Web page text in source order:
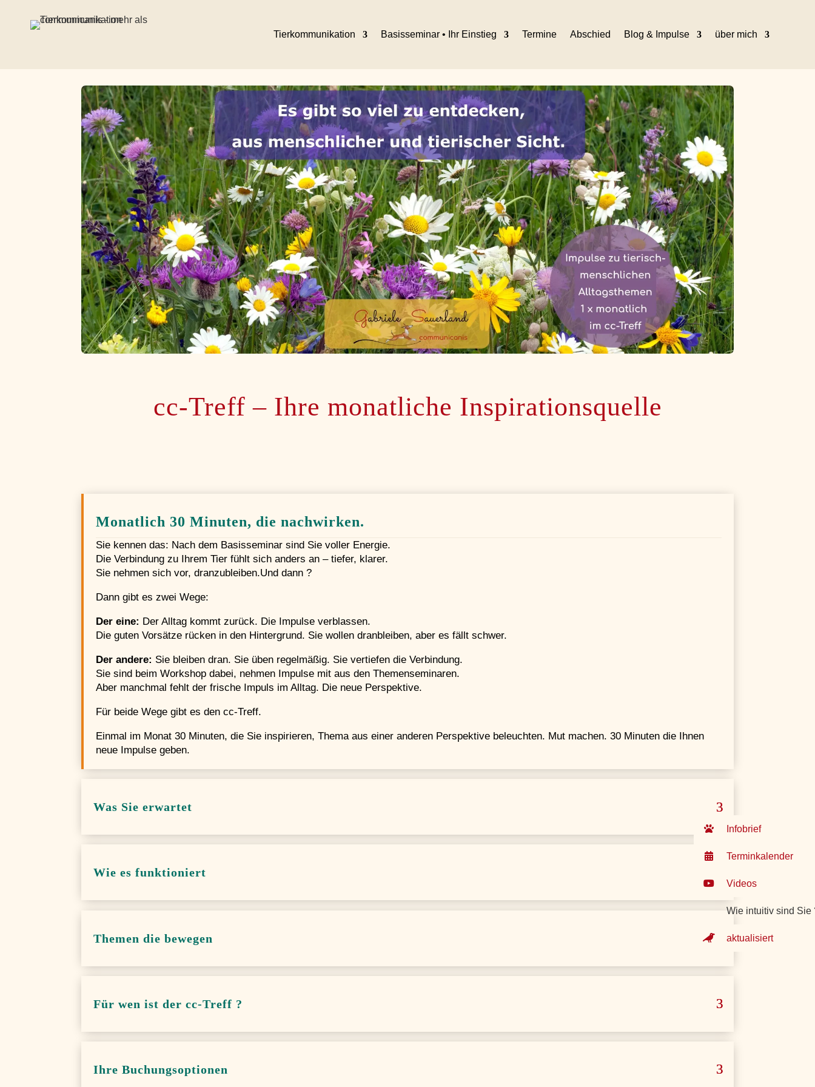
Tierkommunikation Basisseminar • Ihr Einstieg Termine Abschied Blog & Impulse über mich
cc-Treff – Ihre monatliche Inspirationsquelle
Monatlich 30 Minuten, die nachwirken.
Sie kennen das: Nach dem Basisseminar sind Sie voller Energie.
Die Verbindung zu Ihrem Tier fühlt sich anders an – tiefer, klarer.
Sie nehmen sich vor, dranzubleiben.Und dann ?
Dann gibt es zwei Wege:
Der eine: Der Alltag kommt zurück. Die Impulse verblassen.
Die guten Vorsätze rücken in den Hintergrund. Sie wollen dranbleiben, aber es fällt schwer.
Der andere: Sie bleiben dran. Sie üben regelmäßig. Sie vertiefen die Verbindung.
Sie sind beim Workshop dabei, nehmen Impulse mit aus den Themenseminaren.
Aber manchmal fehlt der frische Impuls im Alltag. Die neue Perspektive.
Für beide Wege gibt es den cc-Treff.
Einmal im Monat 30 Minuten, die Sie inspirieren, Thema aus einer anderen Perspektive beleuchten. Mut machen. 30 Minuten die Ihnen
neue Impulse geben.
Was Sie erwartet
Wie es funktioniert
Themen die bewegen
Für wen ist der cc-Treff ?
Ihre Buchungsoptionen
Infobrief
Terminkalender
Videos
Wie intuitiv sind Sie
aktualisiert